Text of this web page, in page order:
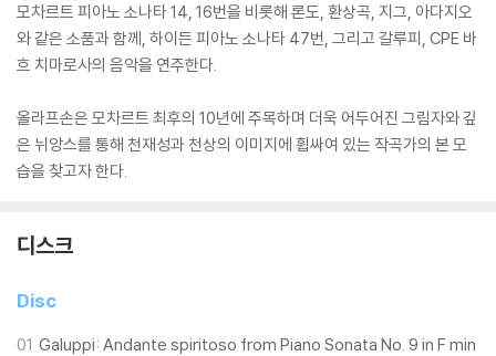
모차르트 피아노 소나타 14, 16번을 비롯해 론도, 환상곡, 지그, 아다지오
와 같은 소품과 함께, 하이든 피아노 소나타 47번, 그리고 갈루피, CPE 바
흐 치마로사의 음악을 연주한다.
올라프손은 모차르트 최후의 10년에 주목하며 더욱 어두어진 그림자와 깊
은 뉘앙스를 통해 천재성과 천상의 이미지에 휩싸여 있는 작곡가의 본 모
습을 찾고자 한다.
디스크
Disc
01 Galuppi: Andante spiritoso from Piano Sonata No. 9 in F min